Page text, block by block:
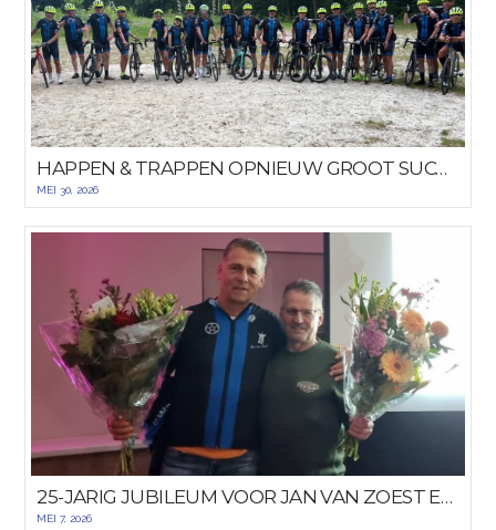
HAPPEN & TRAPPEN OPNIEUW GROOT SUCCES
MEI 30, 2026
25-JARIG JUBILEUM VOOR JAN VAN ZOEST EN DICK HULST
MEI 7, 2026